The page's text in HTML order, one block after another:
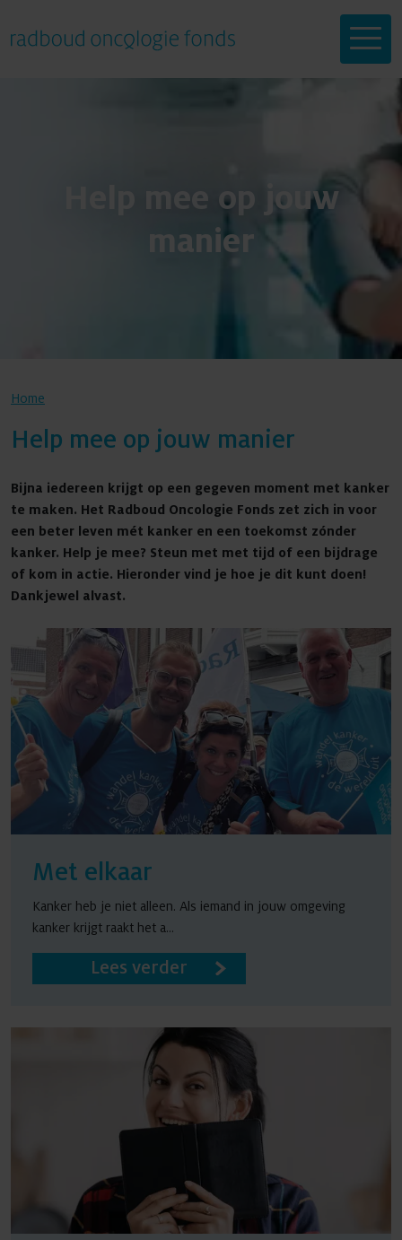
Help mee op jouw
manier
Home
Help mee op jouw manier
Bijna iedereen krijgt op een gegeven moment met kanker
te maken. Het Radboud Oncologie Fonds zet zich in voor
een beter leven mét kanker en een toekomst zónder
kanker. Help je mee? Steun met met tijd of een bijdrage
of kom in actie. Hieronder vind je hoe je dit kunt doen!
Dankjewel alvast.
Met elkaar
Kanker heb je niet alleen. Als iemand in jouw omgeving
kanker krijgt raakt het a...
Lees verder
Onderzoeken
Over ons
Agenda
Nieuws
Contact